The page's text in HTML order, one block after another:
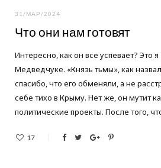
31/МАР/2024
Что они нам готовят
Интересно, как он все успевает? Это
Медведчуке. «Князь тьмы», как
спасибо, что его обменяли, а не
себе тихо в Крыму. Нет же, он мутит
политические проекты. После того,
17